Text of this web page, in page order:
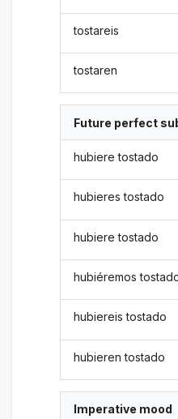
tostareis
tostaren
Future perfect
hubiere tostado
hubieres tostado
hubiere tostado
hubiéremos
hubiereis tostado
hubieren tostado
Imperative mood